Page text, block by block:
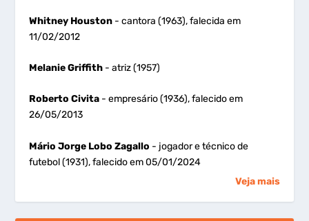
Whitney Houston - cantora (1963), falecida em
11/02/2012
Melanie Griffith - atriz (1957)
Roberto Civita - empresário (1936), falecido em
26/05/2013
Mário Jorge Lobo Zagallo - jogador e técnico de
futebol (1931), falecido em 05/01/2024
Veja mais